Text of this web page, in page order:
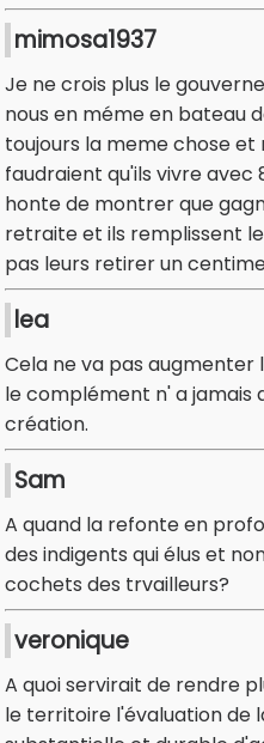
mimosa1937
Je ne crois plus le
nous en méme en bateau
toujours la meme chose et
faudraient qu'ils vivre avec
honte de montrer que
retraite et ils remplissent
pas leurs retirer un
lea
Cela ne va pas augmenter
le complément n' a jamais
création.
Sam
A quand la refonte en
des indigents qui élus et
cochets des trvailleurs?
veronique
A quoi servirait de rendre
le territoire l'évaluation de